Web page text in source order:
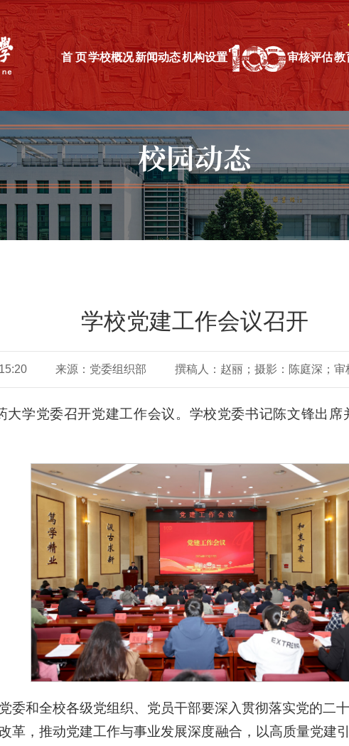
首 页学校概况新闻动态机构设置 审核评估教
校园动态
学校党建工作会议召开
来源：党委组织部 撰稿人：赵丽；摄影：陈庭深；审
大学党委召开党建工作会议。学校党委书记陈文锋出
委和全校各级党组织、党员干部要深入贯彻落实党的二
革，推动党建工作与事业发展深度融合，以高质量党建